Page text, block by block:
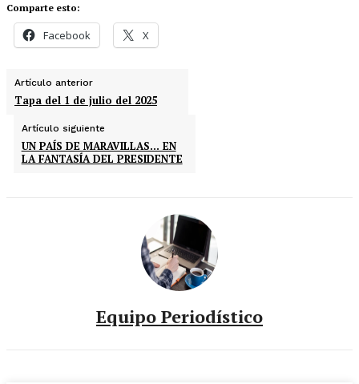
Comparte esto:
Facebook X
Artículo anterior
Tapa del 1 de julio del 2025
Artículo siguiente
UN PAÍS DE MARAVILLAS… EN
LA FANTASÍA DEL PRESIDENTE
Equipo Periodístico